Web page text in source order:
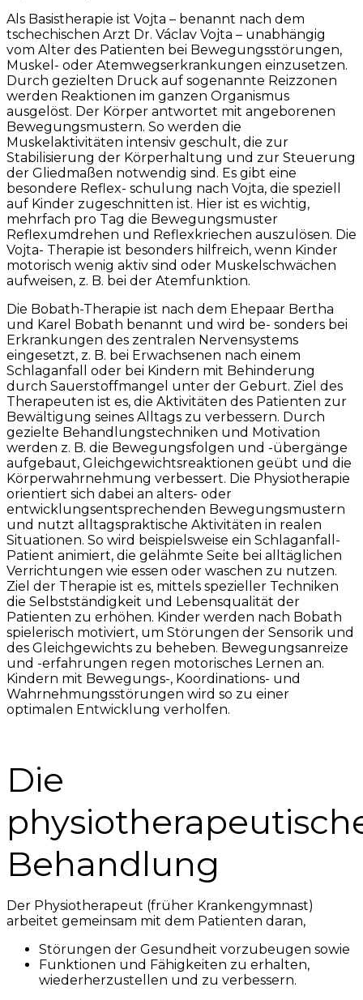
Als Basistherapie ist Vojta – benannt nach dem
tschechischen Arzt Dr. Václav Vojta – unabhängig
vom Alter des Patienten bei Bewegungsstörungen,
Muskel- oder Atemwegserkrankungen einzusetzen.
Durch gezielten Druck auf sogenannte Reizzonen
werden Reaktionen im ganzen Organismus
ausgelöst. Der Körper antwortet mit angeborenen
Bewegungsmustern. So werden die
Muskelaktivitäten intensiv geschult, die zur
Stabilisierung der Körperhaltung und zur Steuerung
der Gliedmaßen notwendig sind. Es gibt eine
besondere Reflex- schulung nach Vojta, die speziell
auf Kinder zugeschnitten ist. Hier ist es wichtig,
mehrfach pro Tag die Bewegungsmuster
Reflexumdrehen und Reflexkriechen auszulösen. Die
Vojta- Therapie ist besonders hilfreich, wenn Kinder
motorisch wenig aktiv sind oder Muskelschwächen
aufweisen, z. B. bei der Atemfunktion.
Die Bobath-Therapie ist nach dem Ehepaar Bertha
und Karel Bobath benannt und wird be- sonders bei
Erkrankungen des zentralen Nervensystems
eingesetzt, z. B. bei Erwachsenen nach einem
Schlaganfall oder bei Kindern mit Behinderung
durch Sauerstoffmangel unter der Geburt. Ziel des
Therapeuten ist es, die Aktivitäten des Patienten zur
Bewältigung seines Alltags zu verbessern. Durch
gezielte Behandlungstechniken und Motivation
werden z. B. die Bewegungsfolgen und -übergänge
aufgebaut, Gleichgewichtsreaktionen geübt und die
Körperwahrnehmung verbessert. Die Physiotherapie
orientiert sich dabei an alters- oder
entwicklungsentsprechenden Bewegungsmustern
und nutzt alltagspraktische Aktivitäten in realen
Situationen. So wird beispielsweise ein Schlaganfall-
Patient animiert, die gelähmte Seite bei alltäglichen
Verrichtungen wie essen oder waschen zu nutzen.
Ziel der Therapie ist es, mittels spezieller Techniken
die Selbstständigkeit und Lebensqualität der
Patienten zu erhöhen. Kinder werden nach Bobath
spielerisch motiviert, um Störungen der Sensorik und
des Gleichgewichts zu beheben. Bewegungsanreize
und -erfahrungen regen motorisches Lernen an.
Kindern mit Bewegungs-, Koordinations- und
Wahrnehmungsstörungen wird so zu einer
optimalen Entwicklung verholfen.
Die
Behandlung
Der Physiotherapeut (früher Krankengymnast)
arbeitet gemeinsam mit dem Patienten daran,
Störungen der Gesundheit vorzubeugen sowie
Funktionen und Fähigkeiten zu erhalten,
wiederherzustellen und zu verbessern.